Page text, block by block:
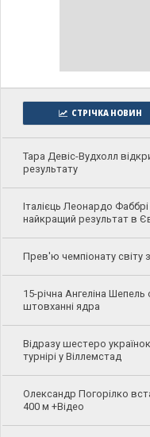
СТРІЧКА НОВИН
Тара Девіс-Вудхолл
результату
Італієць Леонардо
найкращий результат в
Прев'ю чемпіонату світу
15-річна Ангеліна
штовханні ядра
Відразу шестеро
турнірі у Віллемстад
Олександр Погорілко
400 м +Відео